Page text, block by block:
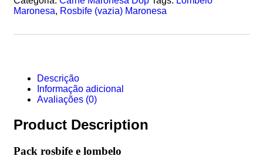
Maronesa, Rosbife (vazia) Maronesa
Descrição
Informação adicional
Avaliações (0)
Product Description
Pack rosbife e lombelo